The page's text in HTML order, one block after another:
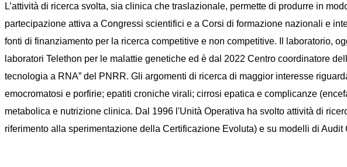
L’attività di ricerca svolta, sia clinica che traslazionale, permette di produrre in
partecipazione attiva a Congressi scientifici e a Corsi di formazione nazionali e
fonti di finanziamento per la ricerca competitive e non competitive. Il laboratorio,
laboratori Telethon per le malattie genetiche ed è dal 2022 Centro coordinatore
tecnologia a RNA” del PNRR. Gli argomenti di ricerca di maggior interesse
emocromatosi e porfirie; epatiti croniche virali; cirrosi epatica e complicanze
metabolica e nutrizione clinica. Dal 1996 l'Unità Operativa ha svolto attività di
riferimento alla sperimentazione della Certificazione Evoluta) e su modelli di Audit